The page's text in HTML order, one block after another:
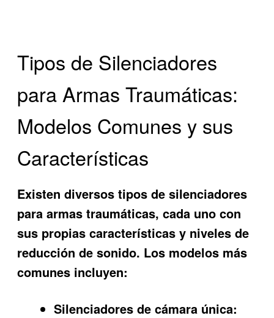
Tipos de Silenciadores
para Armas Traumáticas:
Modelos Comunes y sus
Características
Existen diversos tipos de silenciadores
para armas traumáticas, cada uno con
sus propias características y niveles de
reducción de sonido. Los modelos más
comunes incluyen:
Silenciadores de cámara única: